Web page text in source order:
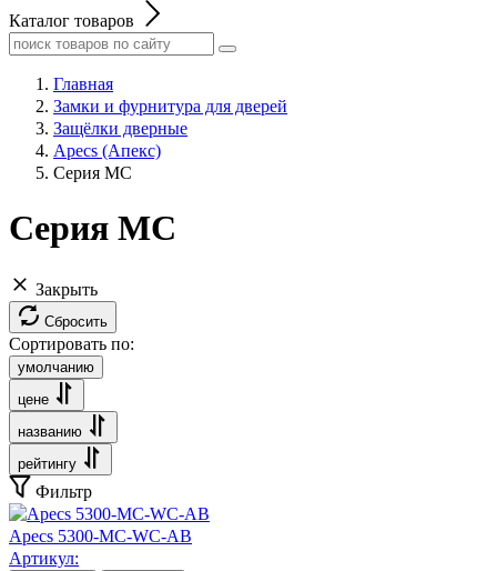
Каталог товаров
Главная
Замки и фурнитура для дверей
Защёлки дверные
Apecs (Апекс)
Серия MC
Серия MC
Закрыть
Сбросить
Сортировать по:
умолчанию
цене
названию
рейтингу
Фильтр
Apecs 5300-MC-WC-AB
Артикул: